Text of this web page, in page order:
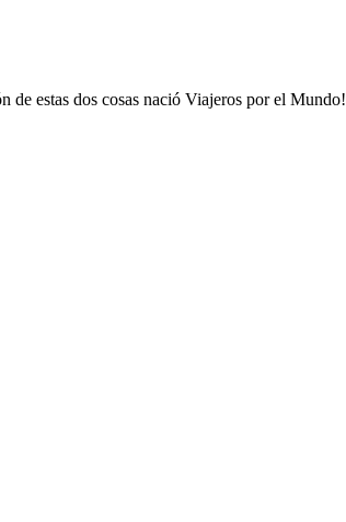
de estas dos cosas nació Viajeros por el Mundo!